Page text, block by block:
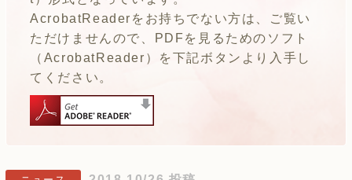
AcrobatReaderをお持ちでない方は、ご覧い
ただけませんので、PDFを見るためのソフト
（AcrobatReader）を下記ボタンより入手し
てください。